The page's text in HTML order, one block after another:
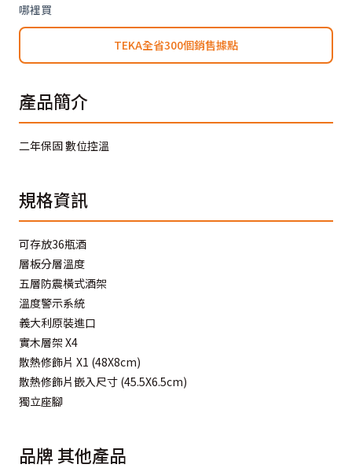
哪裡買
TEKA全省300個銷售據點
產品簡介
二年保固 數位控溫
規格資訊
可存放36瓶酒
層板分層溫度
五層防震橫式酒架
溫度警示系統
義大利原裝進口
實木層架 X4
散熱修飾片 X1 (48X8cm)
散熱修飾片嵌入尺寸 (45.5X6.5cm)
獨立座腳
品牌其他產品